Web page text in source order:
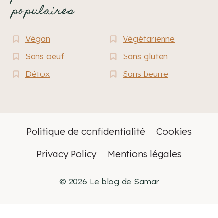
populaires
Végan
Végétarienne
Sans oeuf
Sans gluten
Détox
Sans beurre
Politique de confidentialité
Cookies
Privacy Policy
Mentions légales
© 2026 Le blog de Samar